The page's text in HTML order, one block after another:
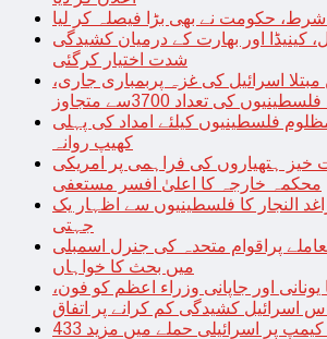
حکومت نے بھی بڑا فیصلہ کر لیا
کینیڈا اور بھارت کے درمیان کشیدگی
شدت اختیار کرگئی
اسرائیل کی غزہ پربمباری جاری،
کی تعداد 3700سے متجاوز
فلسطینیوں کیلئے امداد کی پہلی
کھیپ روانہ
خیز ہتھیاروں کی فراہمی پر امریکی
محکمہ خارجہ کا اعلیٰ افسر مستعفی
النجار کا فلسطینیوں سے اظہار یک
جہتی
پراقوام متحدہ کی جنرل اسمبلی
میں بحث کا خواہاں
اور جاپانی وزراء اعظم کو فون،
اسرائیل کشیدگی کم کرانے پر اتفاق
غزہ کے پناہ گزین کیمپ پر اسرائیلی حملے میں مزید 433